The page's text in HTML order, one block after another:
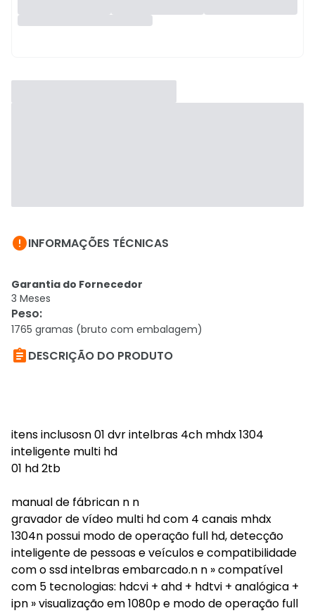
INFORMAÇÕES TÉCNICAS
Garantia do Fornecedor
3 Meses
Peso:
1765 gramas (bruto com embalagem)
DESCRIÇÃO DO PRODUTO
itens inclusosn 01 dvr intelbras 4ch mhdx 1304
inteligente multi hd
01 hd 2tb
manual de fábrican n n
gravador de vídeo multi hd com 4 canais mhdx
1304n possui modo de operação full hd, detecção
inteligente de pessoas e veículos e compatibilidade
com o ssd intelbras embarcado.n n » compatível
com 5 tecnologias: hdcvi + ahd + hdtvi + analógica +
ipn » visualização em 1080p e modo de operação full